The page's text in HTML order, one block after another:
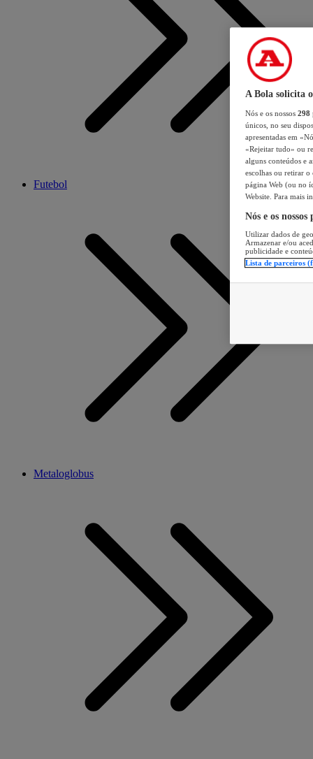
Futebol
Metaloglobus
A Bola solicita
Nós e os nossos 298
únicos, no seu
apresentadas em
«Rejeitar tudo» ou
alguns conteúdos e
escolhas ou retirar
página Web (ou no
Website. Para mais
Nós e os
Utilizar dados de
Armazenar e/ou
publicidade e
Lista de parceiros